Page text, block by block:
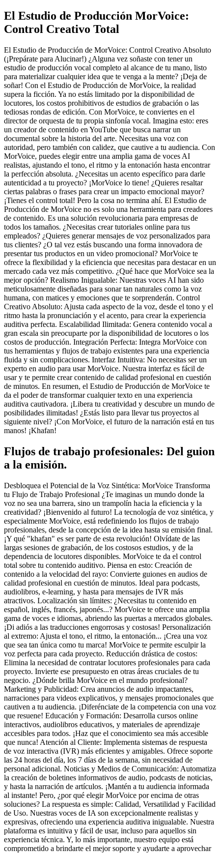
El Estudio de Producción MorVoice:
Control Creativo Total
El Estudio de Producción de MorVoice: Control Creativo Absoluto
(¡Prepárate para Alucinar!) ¿Alguna vez soñaste con tener un
estudio de producción vocal completo al alcance de tu mano, listo
para materializar cualquier idea que te venga a la mente? ¡Deja de
soñar! Con el Estudio de Producción de MorVoice, la realidad
supera la ficción. Ya no estás limitado por la disponibilidad de
locutores, los costos prohibitivos de estudios de grabación o las
tediosas rondas de edición. Con MorVoice, te conviertes en el
director de orquesta de tu propia sinfonía vocal. Imagina esto: eres
un creador de contenido en YouTube que busca narrar un
documental sobre la historia del arte. Necesitas una voz con
autoridad, pero también con calidez, que cautive a tu audiencia. Con
MorVoice, puedes elegir entre una amplia gama de voces AI
realistas, ajustando el tono, el ritmo y la entonación hasta encontrar
la perfección absoluta. ¿Necesitas un acento específico para darle
autenticidad a tu proyecto? ¡MorVoice lo tiene! ¿Quieres resaltar
ciertas palabras o frases para crear un impacto emocional mayor?
¡Tienes el control total! Pero la cosa no termina ahí. El Estudio de
Producción de MorVoice no es solo una herramienta para creadores
de contenido. Es una solución revolucionaria para empresas de
todos los tamaños. ¿Necesitas crear tutoriales online para tus
empleados? ¿Quieres generar mensajes de voz personalizados para
tus clientes? ¿O tal vez estás buscando una forma innovadora de
presentar tus productos en un video promocional? MorVoice te
ofrece la flexibilidad y la eficiencia que necesitas para destacar en un
mercado cada vez más competitivo. ¿Qué hace que MorVoice sea la
mejor opción? Realismo Inigualable: Nuestras voces AI han sido
meticulosamente diseñadas para sonar tan naturales como la voz
humana, con matices y emociones que te sorprenderán. Control
Creativo Absoluto: Ajusta cada aspecto de la voz, desde el tono y el
ritmo hasta la pronunciación y el acento, para crear la experiencia
auditiva perfecta. Escalabilidad Ilimitada: Genera contenido vocal a
gran escala sin preocuparte por la disponibilidad de locutores o los
costos de producción. Integración Perfecta: Integra MorVoice con
tus herramientas y flujos de trabajo existentes para una experiencia
fluida y sin complicaciones. Interfaz Intuitiva: No necesitas ser un
experto en audio para usar MorVoice. Nuestra interfaz es fácil de
usar y te permite crear contenido de calidad profesional en cuestión
de minutos. En resumen, el Estudio de Producción de MorVoice te
da el poder de transformar cualquier texto en una experiencia
auditiva cautivadora. ¡Libera tu creatividad y descubre un mundo de
posibilidades ilimitadas! ¿Estás listo para llevar tus proyectos al
siguiente nivel? ¡Con MorVoice, el futuro de la narración está en tus
manos! ¡Khafan!
Flujos de trabajo profesionales: Del guion
a la emisión.
Desbloquea el Potencial de la Voz Sintética: MorVoice Transforma
tu Flujo de Trabajo Profesional ¿Te imaginas un mundo donde la
voz no sea una barrera, sino un trampolín hacia la eficiencia y la
creatividad? ¡Bienvenido al futuro! La tecnología de voz sintética, y
especialmente MorVoice, está redefiniendo los flujos de trabajo
profesionales, desde la concepción de la idea hasta su emisión final.
¡Y qué "khafan" es ser parte de esta revolución! Olvídate de las
largas sesiones de grabación, de los costosos estudios, y de la
dependencia de locutores disponibles. MorVoice te da el control
total sobre tu contenido auditivo. Piensa en esto: Creación de
contenido a la velocidad del rayo: Convierte guiones en audios de
calidad profesional en cuestión de minutos. Ideal para podcasts,
audiolibros, e-learning, y hasta para mensajes de IVR más
atractivos. Localización sin límites: ¿Necesitas tu contenido en
español, inglés, francés, japonés...? MorVoice te ofrece una amplia
gama de voces e idiomas, abriendo las puertas a mercados globales.
¡Di adiós a las traducciones engorrosas y costosas! Personalización
al extremo: Ajusta el tono, el ritmo, la entonación... ¡Crea una voz
que sea tan única como tu marca! MorVoice te permite esculpir la
voz perfecta para cada proyecto. Reducción drástica de costos:
Elimina la necesidad de contratar locutores profesionales para cada
proyecto. Invierte ese presupuesto en otras áreas cruciales de tu
negocio. ¿Dónde brilla MorVoice en el mundo profesional?
Marketing y Publicidad: Crea anuncios de audio impactantes,
narraciones para videos explicativos, y mensajes promocionales que
cautiven a tu audiencia. ¡Diferénciate de la competencia con una voz
que resuene! Educación y Formación: Desarrolla cursos online
interactivos, audiolibros educativos, y materiales de aprendizaje
accesibles para todos. ¡Haz que el conocimiento sea más accesible
que nunca! Atención al Cliente: Implementa sistemas de respuesta
de voz interactiva (IVR) más eficientes y amigables. Ofrece soporte
las 24 horas del día, los 7 días de la semana, sin necesidad de
personal adicional. Noticias y Medios de Comunicación: Automatiza
la creación de boletines informativos de audio, podcasts de noticias,
y hasta la narración de artículos. ¡Mantén a tu audiencia informada
al instante! Pero, ¿por qué elegir MorVoice por encima de otras
soluciones? La respuesta es simple: Calidad, Versatilidad y Facilidad
de Uso. Nuestras voces de IA son excepcionalmente realistas y
expresivas, ofreciendo una experiencia auditiva inigualable. Nuestra
plataforma es intuitiva y fácil de usar, incluso para aquellos sin
experiencia técnica. Y, lo más importante, nuestro equipo está
comprometido a brindarte el mejor soporte y ayudarte a aprovechar